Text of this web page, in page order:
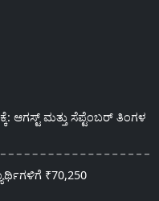
ಆಗಸ್ಟ್ ಮತ್ತು ಸೆಪ್ಟೆಂಬರ್ ತಿಂಗಳ
₹70,250